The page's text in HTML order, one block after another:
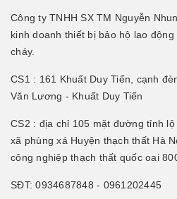
Công ty TNHH SX TM Nguyễn
kinh doanh thiết bị bảo hộ lao
cháy.
CS1 : 161 Khuất Duy Tiến, cạnh
Văn Lương - Khuất Duy Tiến
CS2 : địa chỉ 105 mặt đường tỉnh
xã phùng xá Huyện thạch thất Hà
công nghiệp thạch thất quốc oai
SĐT: 0934687848 - 0961202445